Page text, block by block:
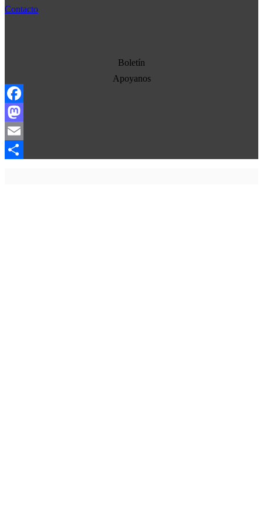
Oriente Medio
Norte-Sur
Sociedad
Ojo con los medios
Contacto
Boletín
Apoyanos
Facebook
Mastodon
Email